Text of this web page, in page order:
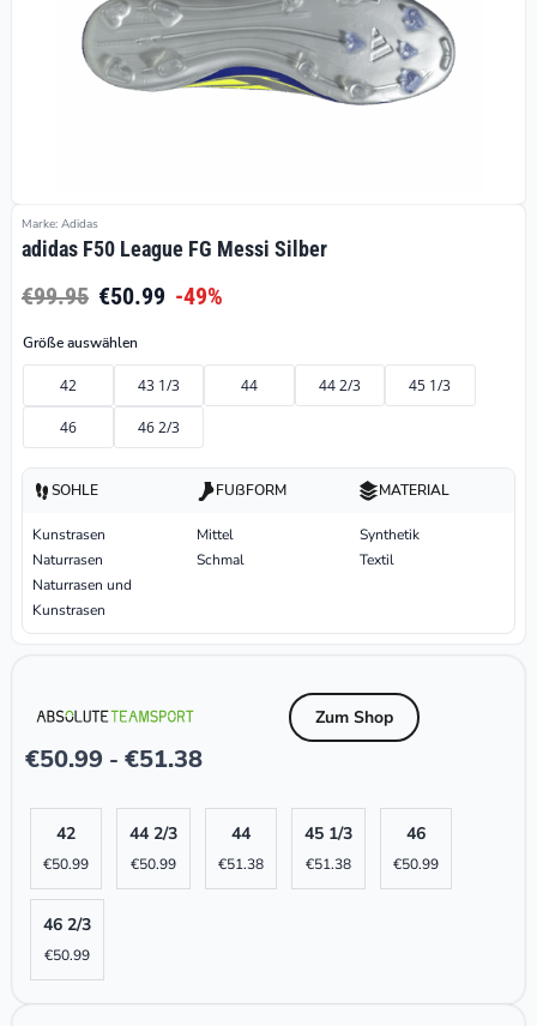
Marke: Adidas
adidas F50 League FG Messi Silber
€99.95 €50.99 -49%
Größe auswählen
42 43 1/3 44 44 2/3 45 1/3
46 46 2/3
SOHLE
Kunstrasen
Naturrasen
Naturrasen und
Kunstrasen
FUßFORM
Mittel
Schmal
MATERIAL
Synthetik
Textil
€50.99 - €51.38
Zum Shop
42
€50.99
44 2/3
€50.99
44
€51.38
45 1/3
€51.38
46
€50.99
46 2/3
€50.99